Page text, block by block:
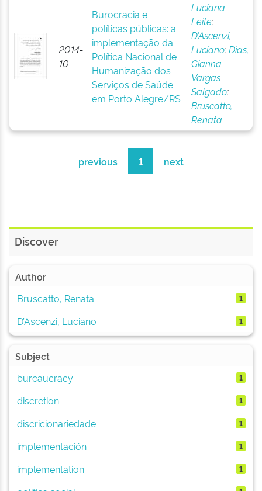
2014-
10
Burocracia e
políticas públicas: a
implementação da
Política Nacional de
Humanização dos
Serviços de Saúde
em Porto Alegre/RS
Luciana
Leite;
D’Ascenzi,
Luciano;Dias,
Gianna
Vargas
Salgado;
Bruscatto,
Renata
previous 1 next
Discover
Author
Bruscatto, Renata
1
D’Ascenzi, Luciano 1
Subject
bureaucracy
1
discretion 1
discricionariedade 1
implementación 1
implementation 1